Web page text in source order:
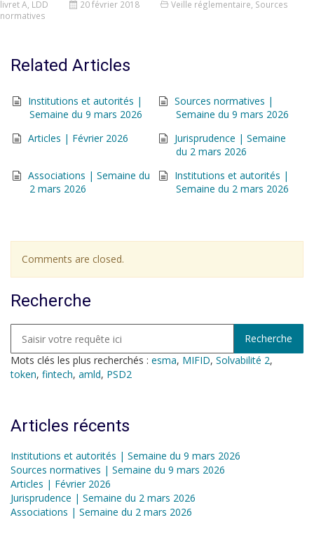
livret A LDD 20 février 2018 Veille réglementaire Sources
normatives
Related Articles
Institutions et autorités |
Semaine du 9 mars 2026
Sources normatives |
Semaine du 9 mars 2026
Articles | Février 2026
Jurisprudence | Semaine
du 2 mars 2026
Associations | Semaine du
2 mars 2026
Institutions et autorités |
Semaine du 2 mars 2026
Comments are closed.
Recherche
Mots clés les plus recherchés : esma, MIFID, Solvabilité 2,
token, fintech, amld, PSD2
Articles récents
Institutions et autorités | Semaine du 9 mars 2026
Sources normatives | Semaine du 9 mars 2026
Articles | Février 2026
Jurisprudence | Semaine du 2 mars 2026
Associations | Semaine du 2 mars 2026